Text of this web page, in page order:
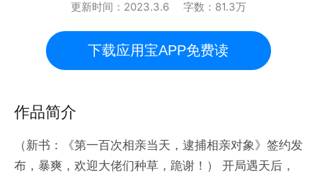
更新时间： 2023.3.6 字数： 81.3万
下载应用宝APP免费读
作品简介
（新书：《第一百次相亲当天，逮捕相亲对象》签约发
布，暴爽，欢迎大佬们种草，跪谢！） 开局遇天后，